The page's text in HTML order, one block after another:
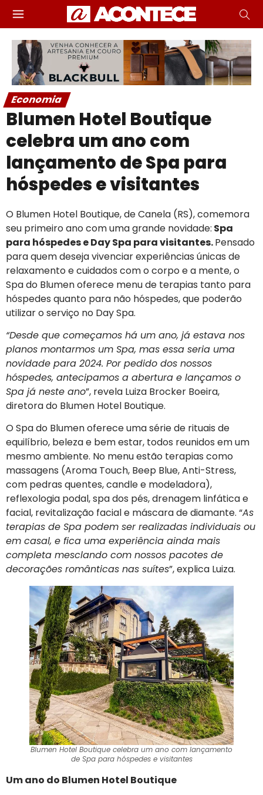
Economia
Blumen Hotel Boutique
celebra um ano com
lançamento de Spa para
hóspedes e visitantes
O Blumen Hotel Boutique, de Canela (RS), comemora
seu primeiro ano com uma grande novidade: Spa
para hóspedes e Day Spa para visitantes.Pensado
para quem deseja vivenciar experiências únicas de
relaxamento e cuidados com o corpo e a mente, o
Spa do Blumen oferece menu de terapias tanto para
hóspedes quanto para não hóspedes, que poderão
utilizar o serviço no Day Spa.
“Desde que começamos há um ano, já estava nos
planos montarmos um Spa, mas essa seria uma
novidade para 2024. Por pedido dos nossos
hóspedes, antecipamos a abertura e lançamos o
Spa já neste ano”, revela Luiza Brocker Boeira,
diretora do Blumen Hotel Boutique.
O Spa do Blumen oferece uma série de rituais de
equilíbrio, beleza e bem estar, todos reunidos em um
mesmo ambiente. No menu estão terapias como
massagens (Aroma Touch, Beep Blue, Anti-Stress,
com pedras quentes, candle e modeladora),
reflexologia podal, spa dos pés, drenagem linfática e
facial, revitalização facial e máscara de diamante. “As
terapias de Spa podem ser realizadas individuais ou
em casal, e fica uma experiência ainda mais
completa mesclando com nossos pacotes de
decorações românticas nas suítes”, explica Luiza.
Blumen Hotel Boutique celebra um ano com lançamento
de Spa para hóspedes e visitantes
Um ano do Blumen Hotel Boutique